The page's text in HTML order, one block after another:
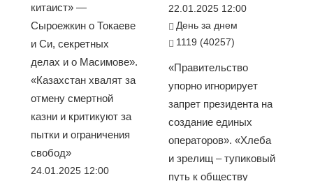
китаист» —
Сыроежкин о Токаеве
и Си, секретных
делах и о Масимове».
«Казахстан хвалят за
отмену смертной
казни и критикуют за
пытки и ограничения
свобод»
24.01.2025 12:00
22.01.2025 12:00
День за днем
1119 (40257)
«Правительство
упорно игнорирует
запрет президента на
создание единых
операторов». «Хлеба
и зрелищ – тупиковый
путь к обществу